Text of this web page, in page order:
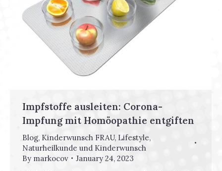
Impfstoffe ausleiten: Corona-
Impfung mit Homöopathie entgiften
Blog, Kinderwunsch FRAU, Lifestyle,
Naturheilkunde und Kinderwunsch
By markocov January 24, 2023